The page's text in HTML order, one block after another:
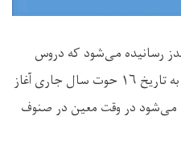
رسانیده می‌شود که دروس
سمستر بهاری سال ۱۴۰۵ هـ ش به تاریخ ۱۶ حوت سال جاری آغاز
می‌شود در وقت معین در صنوف